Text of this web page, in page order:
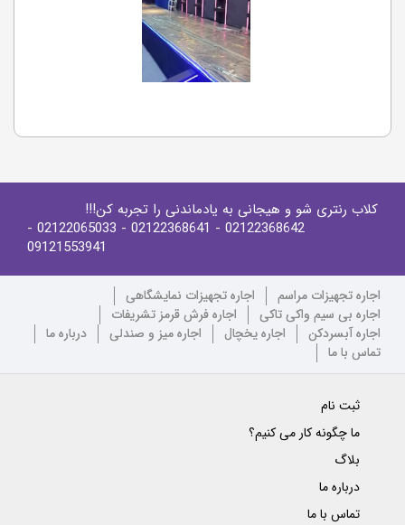
کلاب رنتری شو و هیجانی به یادماندنی را تجربه کن!!!
02122368642
- 02122368641
- 02122065033
-
09121553941
اجاره تجهیزات مراسم
اجاره تجهیزات نمایشگاهی
اجاره بی سیم واکی تاکی
اجاره فرش قرمز تشریفات
اجاره آبسردکن
اجاره یخچال اجاره میز و صندلی
درباره ما
تماس با ما
ثبت نام
ما چگونه کار می کنیم؟
بلاگ
درباره ما
تماس با ما